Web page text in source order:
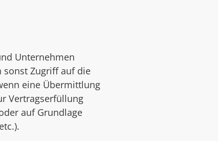
Unternehmen
sonst Zugriff auf die
eine Übermittlung
Vertragserfüllung
auf Grundlage